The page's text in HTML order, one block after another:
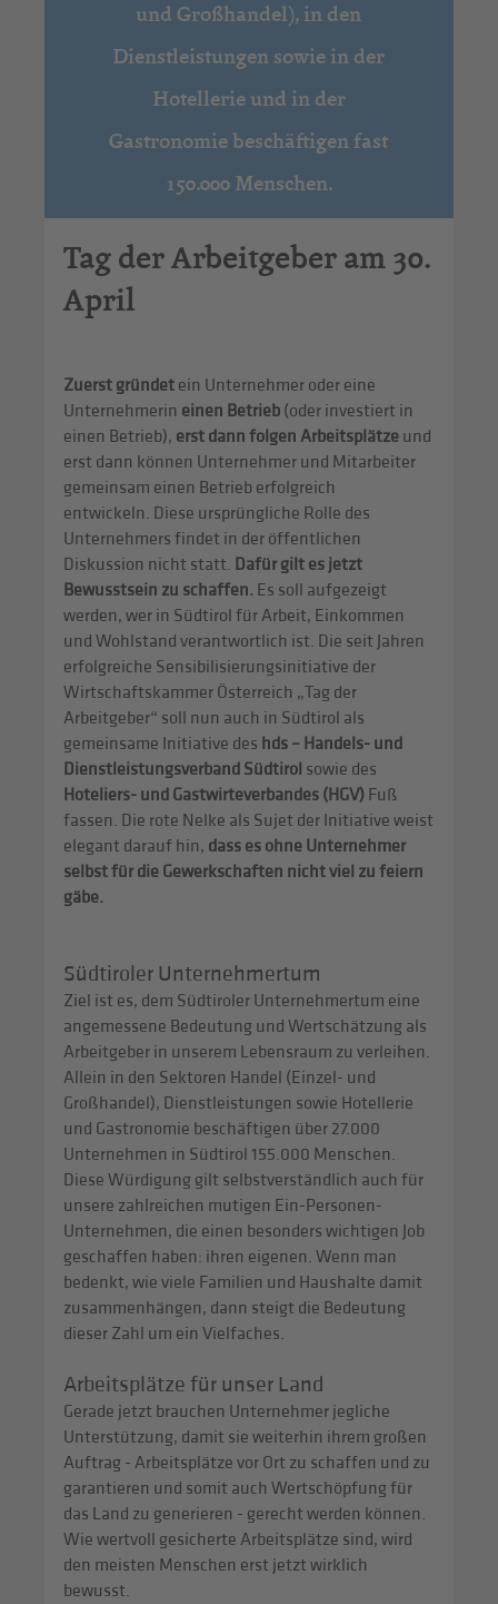
und Großhandel), in den
Dienstleistungen sowie in der
Hotellerie und in der
Gastronomie beschäftigen fast
150.000 Menschen.
Tag der Arbeitgeber am 30.
April
Zuerst gründetein Unternehmer oder eine
Unternehmerin einen Betrieb(oder investiert in
einen Betrieb), erst dann folgen Arbeitsplätze und
erst dann können Unternehmer und Mitarbeiter
gemeinsam einen Betrieb erfolgreich
entwickeln. Diese ursprüngliche Rolle des
Unternehmers findet in der öffentlichen
Diskussion nicht statt. Dafür gilt es jetzt
Bewusstsein zu schaffen.Es soll aufgezeigt
werden, wer in Südtirol für Arbeit, Einkommen
und Wohlstand verantwortlich ist. Die seit Jahren
erfolgreiche Sensibilisierungsinitiative der
Wirtschaftskammer Österreich „Tag der
Arbeitgeber“ soll nun auch in Südtirol als
gemeinsame Initiative des hds – Handels- und
Dienstleistungsverband Südtirol sowie des
Hoteliers- und Gastwirteverbandes (HGV)Fuß
fassen. Die rote Nelke als Sujet der Initiative weist
elegant darauf hin, dass es ohne Unternehmer
selbst für die Gewerkschaften nicht viel zu feiern
gäbe.
Südtiroler Unternehmertum
Ziel ist es, dem Südtiroler Unternehmertum eine
angemessene Bedeutung und Wertschätzung als
Arbeitgeber in unserem Lebensraum zu verleihen.
Allein in den Sektoren Handel (Einzel- und
Großhandel), Dienstleistungen sowie Hotellerie
und Gastronomie beschäftigen über 27.000
Unternehmen in Südtirol 155.000 Menschen.
Diese Würdigung gilt selbstverständlich auch für
unsere zahlreichen mutigen Ein-Personen-
Unternehmen, die einen besonders wichtigen Job
geschaffen haben: ihren eigenen. Wenn man
bedenkt, wie viele Familien und Haushalte damit
zusammenhängen, dann steigt die Bedeutung
dieser Zahl um ein Vielfaches.
Arbeitsplätze für unser Land
Gerade jetzt brauchen Unternehmer jegliche
Unterstützung, damit sie weiterhin ihrem großen
Auftrag - Arbeitsplätze vor Ort zu schaffen und zu
garantieren und somit auch Wertschöpfung für
das Land zu generieren - gerecht werden können.
Wie wertvoll gesicherte Arbeitsplätze sind, wird
den meisten Menschen erst jetzt wirklich
bewusst.